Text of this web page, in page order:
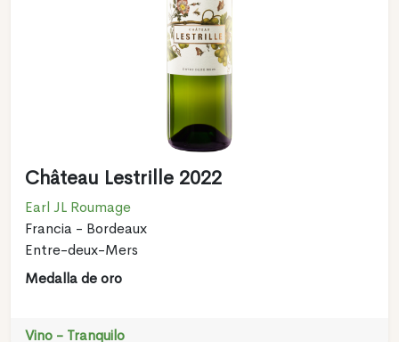
Château Lestrille 2022
Earl JL Roumage
Francia - Bordeaux
Entre-deux-Mers
Medalla de oro
Vino - Tranquilo